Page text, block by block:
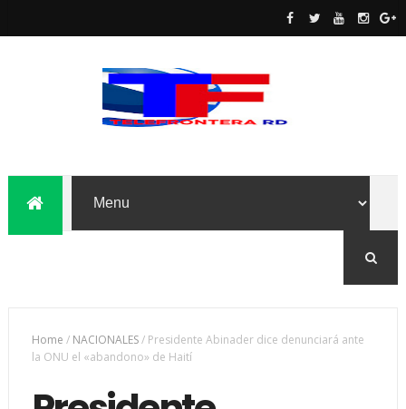
Home / NACIONALES/ Presidente Abinader dice denunciará ante
la ONU el «abandono» de Haití